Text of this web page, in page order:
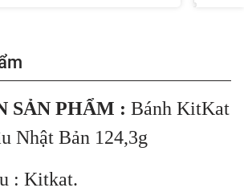
SẢN PHẨM : Bánh KitKat
Nhật Bản 124,3g
: Kitkat.